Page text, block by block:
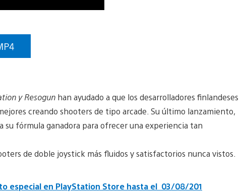
y Resogun han ayudado a que los desarrolladores finlandeses
creando shooters de tipo arcade. Su último lanzamiento,
su fórmula ganadora para ofrecer una experiencia tan
de doble joystick más fluidos y satisfactorios nunca vistos.
especial en PlayStation Store hasta el 03/08/201